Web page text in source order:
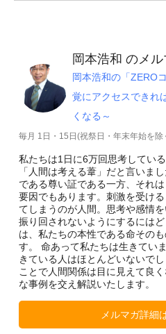
岡本浩和 のメ
岡本浩和の「ZERO
覚にアクセスできれ
くなる～
毎月 1日・15日(祝祭日・年末年始を除
私たちは1日に6万回思考してい
「人間は考える葦」だと言いま
である尊い証である一方、それ
要因でもあります。刺激を受け
てしまうのが人間。思考や感情
振り回されないようにするには
は、私たちの本性である命その
す。 命あって私たちは生きてい
きている人はほとんどいないで
ことで人間関係は目に見えて良
な事例を交え解説いたします。
メルマガ詳細